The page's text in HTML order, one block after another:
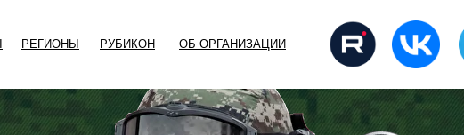
ОБ ОРГАНИЗАЦИИ
РЕГИОНЫ РУБИКОН